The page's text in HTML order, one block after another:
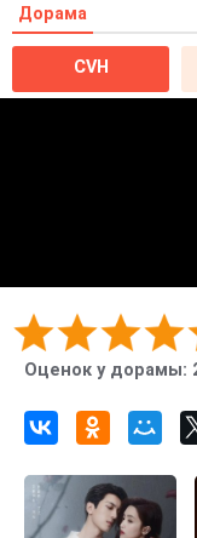
Дорама
CVH
Оценок у дорамы: